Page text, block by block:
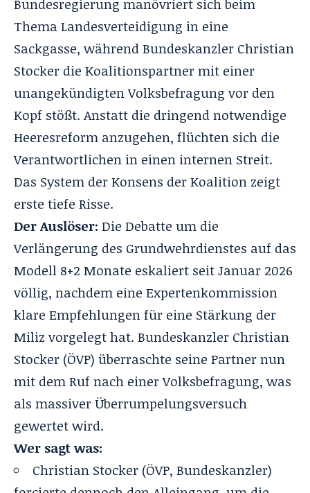
Bundesregierung manövriert sich beim
Thema Landesverteidigung in eine
Sackgasse, während Bundeskanzler Christian
Stocker die Koalitionspartner mit einer
unangekündigten Volksbefragung vor den
Kopf stößt. Anstatt die dringend notwendige
Heeresreform anzugehen, flüchten sich die
Verantwortlichen in einen internen Streit.
Das System der Konsens der Koalition zeigt
erste tiefe Risse.
Der Auslöser: Die Debatte um die
Verlängerung des Grundwehrdienstes auf das
Modell 8+2 Monate eskaliert seit Januar 2026
völlig, nachdem eine Expertenkommission
klare Empfehlungen für eine Stärkung der
Miliz vorgelegt hat. Bundeskanzler Christian
Stocker (ÖVP) überraschte seine Partner nun
mit dem Ruf nach einer Volksbefragung, was
als massiver Überrumpelungsversuch
gewertet wird.
Wer sagt was:
Christian Stocker (ÖVP, Bundeskanzler)